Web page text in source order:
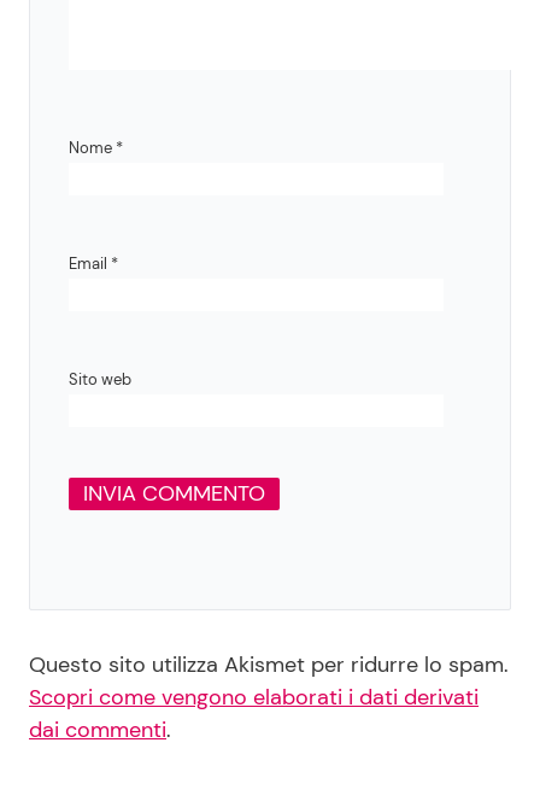
Nome *
Email *
Sito web
Questo sito utilizza Akismet per ridurre lo spam.
Scopri come vengono elaborati i dati derivati
dai commenti.